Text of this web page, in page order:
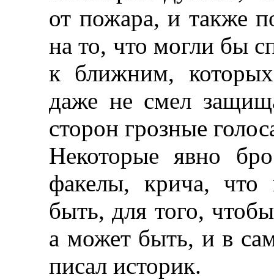
от пожара, и также
на то, что могли бы
к ближним,
даже не смел
сторон грозные
Некоторые явно
факелы, крича, что
быть, для того,
а может быть, и в
писал историк.